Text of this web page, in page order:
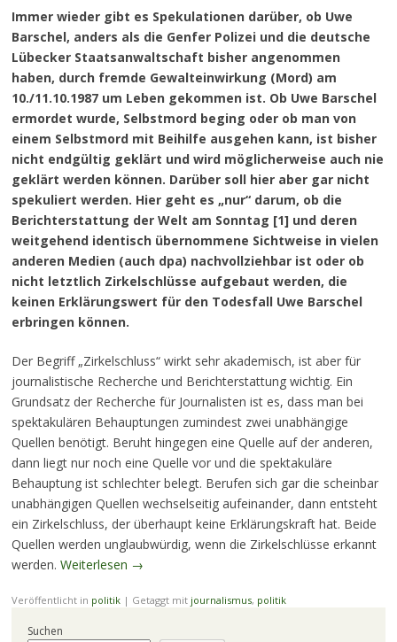
Immer wieder gibt es Spekulationen darüber, ob Uwe
Barschel, anders als die Genfer Polizei und die deutsche
Lübecker Staatsanwaltschaft bisher angenommen
haben, durch fremde Gewalteinwirkung (Mord) am
10./11.10.1987 um Leben gekommen ist. Ob Uwe Barschel
ermordet wurde, Selbstmord beging oder ob man von
einem Selbstmord mit Beihilfe ausgehen kann, ist bisher
nicht endgültig geklärt und wird möglicherweise auch nie
geklärt werden können. Darüber soll hier aber gar nicht
spekuliert werden. Hier geht es „nur“ darum, ob die
Berichterstattung der Welt am Sonntag [1] und deren
weitgehend identisch übernommene Sichtweise in vielen
anderen Medien (auch dpa) nachvollziehbar ist oder ob
nicht letztlich Zirkelschlüsse aufgebaut werden, die
keinen Erklärungswert für den Todesfall Uwe Barschel
erbringen können.
Der Begriff „Zirkelschluss“ wirkt sehr akademisch, ist aber für
journalistische Recherche und Berichterstattung wichtig. Ein
Grundsatz der Recherche für Journalisten ist es, dass man bei
spektakulären Behauptungen zumindest zwei unabhängige
Quellen benötigt. Beruht hingegen eine Quelle auf der anderen,
dann liegt nur noch eine Quelle vor und die spektakuläre
Behauptung ist schlechter belegt. Berufen sich gar die scheinbar
unabhängigen Quellen wechselseitig aufeinander, dann entsteht
ein Zirkelschluss, der überhaupt keine Erklärungskraft hat. Beide
Quellen werden unglaubwürdig, wenn die Zirkelschlüsse erkannt
werden. Weiterlesen →
Veröffentlicht in politik | Getaggt mit journalismus, politik
Suchen